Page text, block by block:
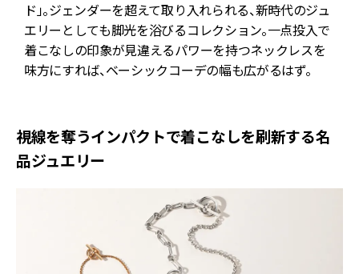
ド」。ジェンダーを超えて取り入れられる、新時代のジュ
エリーとしても脚光を浴びるコレクション。一点投入で
着こなしの印象が見違えるパワーを持つネックレスを
味方にすれば、ベーシックコーデの幅も広がるはず。
視線を奪うインパクトで着こなしを刷新する名
品ジュエリー